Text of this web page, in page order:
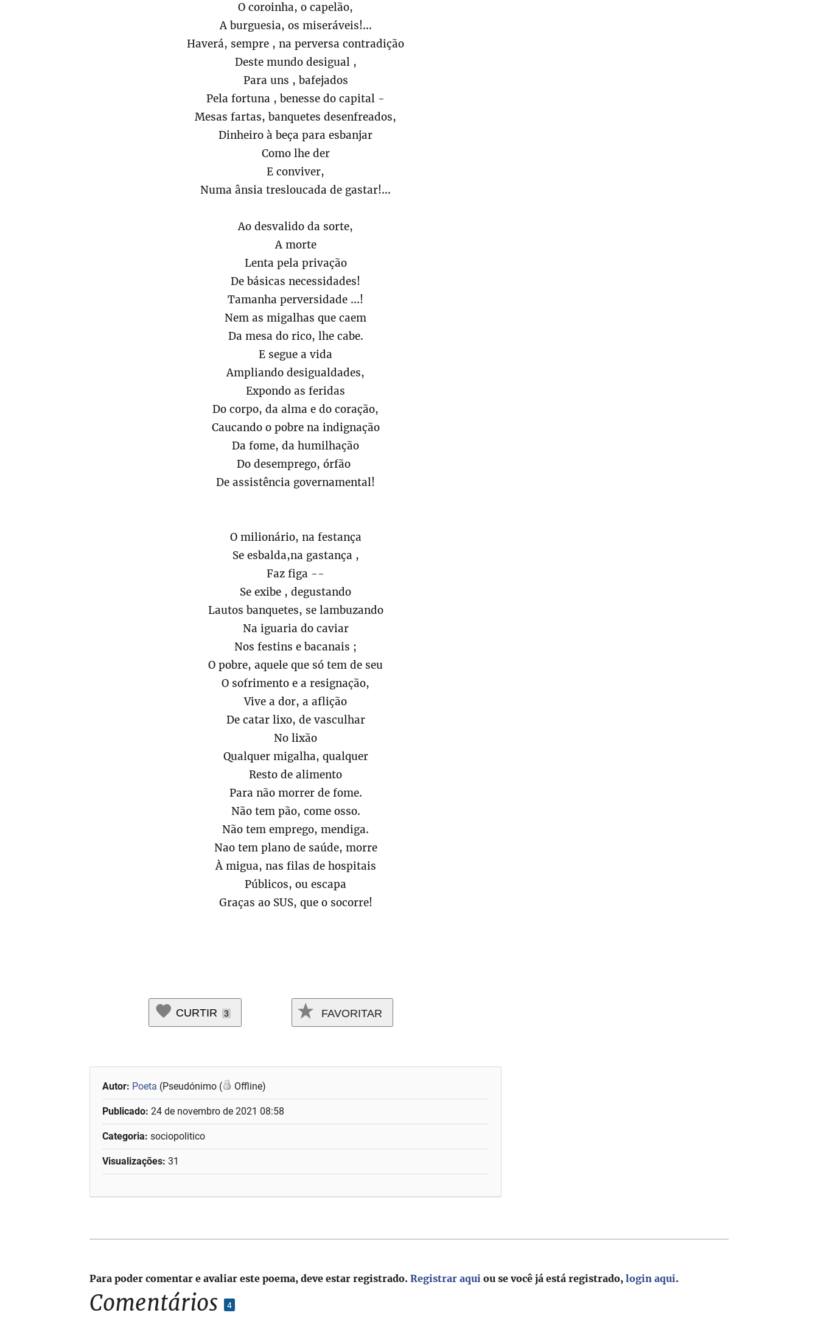
O coroinha, o capelão,
A burguesia, os miseráveis!...
Haverá, sempre , na perversa contradição
Deste mundo desigual ,
Para uns , bafejados
Pela fortuna , benesse do capital -
Mesas fartas, banquetes desenfreados,
Dinheiro à beça para esbanjar
Como lhe der
E conviver,
Numa ânsia tresloucada de gastar!...
Ao desvalido da sorte,
A morte
Lenta pela privação
De básicas necessidades!
Tamanha perversidade ...!
Nem as migalhas que caem
Da mesa do rico, lhe cabe.
E segue a vida
Ampliando desigualdades,
Expondo as feridas
Do corpo, da alma e do coração,
Caucando o pobre na indignação
Da fome, da humilhação
Do desemprego, órfão
De assistência governamental!
O milionário, na festança
Se esbalda,na gastança ,
Faz figa --
Se exibe , degustando
Lautos banquetes, se lambuzando
Na iguaria do caviar
Nos festins e bacanais ;
O pobre, aquele que só tem de seu
O sofrimento e a resignação,
Vive a dor, a aflição
De catar lixo, de vasculhar
No lixão
Qualquer migalha, qualquer
Resto de alimento
Para não morrer de fome.
Não tem pão, come osso.
Não tem emprego, mendiga.
Nao tem plano de saúde, morre
À migua, nas filas de hospitais
Públicos, ou escapa
Graças ao SUS, que o socorre!
CURTIR 3 FAVORITAR
Autor: Poeta (Pseudónimo ( Offline)
Publicado:24 de novembro de 2021 08:58
Categoria: sociopolitico
Visualizações: 31
Comentários 4
Para poder comentar e avaliar este poema, deve estar registrado.Registrar aqui ou se você já está registrado,login aqui.